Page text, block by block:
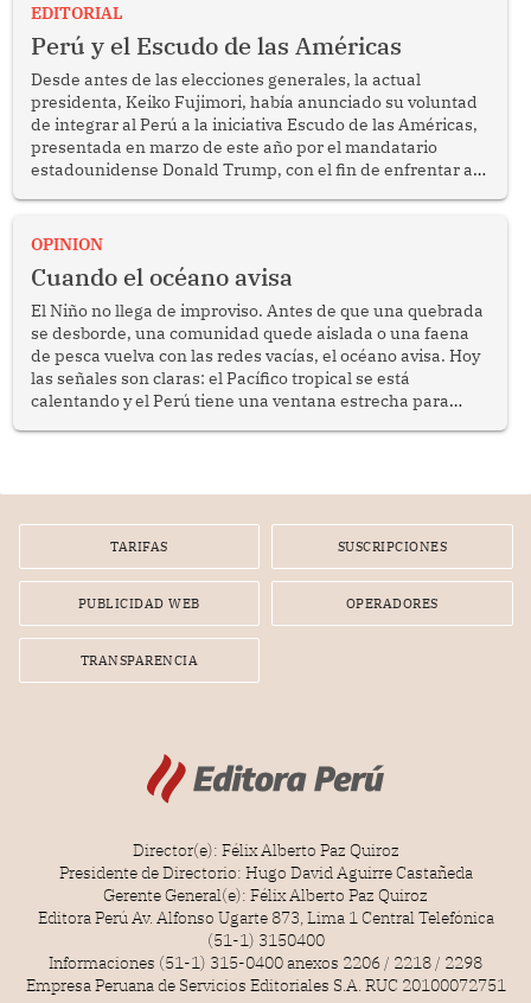
EDITORIAL
Perú y el Escudo de las Américas
Desde antes de las elecciones generales, la actual
presidenta, Keiko Fujimori, había anunciado su voluntad
de integrar al Perú a la iniciativa Escudo de las Américas,
presentada en marzo de este año por el mandatario
estadounidense Donald Trump, con el fin de enfrentar al
OPINION
Cuando el océano avisa
El Niño no llega de improviso. Antes de que una quebrada
se desborde, una comunidad quede aislada o una faena
de pesca vuelva con las redes vacías, el océano avisa. Hoy
las señales son claras: el Pacífico tropical se está
calentando y el Perú tiene una ventana estrecha para
TARIFAS SUSCRIPCIONES
PUBLICIDAD WEB OPERADORES
TRANSPARENCIA
Director(e): Félix Alberto Paz Quiroz
Presidente de Directorio: Hugo David Aguirre Castañeda
Gerente General(e): Félix Alberto Paz Quiroz
Editora Perú Av. Alfonso Ugarte 873, Lima 1 Central Telefónica
(51-1) 3150400
Informaciones (51-1) 315-0400 anexos 2206 / 2218 / 2298
Empresa Peruana de Servicios Editoriales S.A. RUC 20100072751